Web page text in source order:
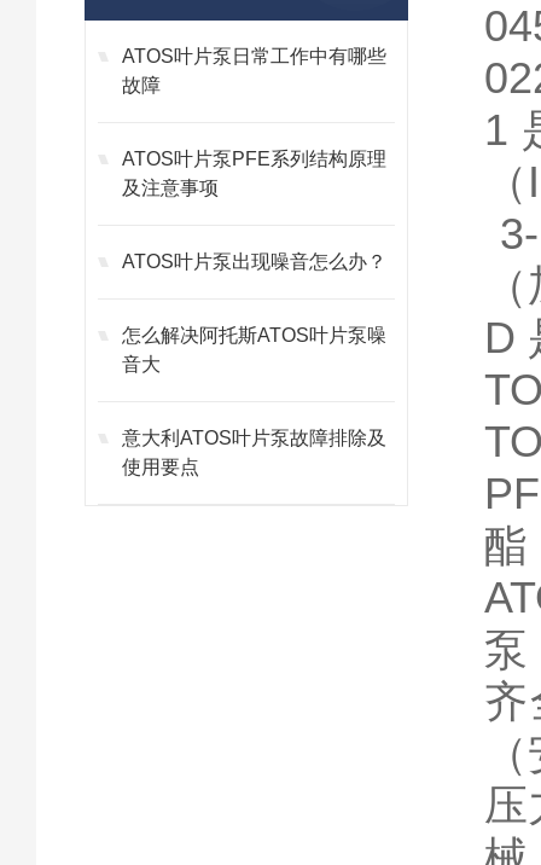
ATOS叶片泵日常工作中有哪些
故障
ATOS叶片泵PFE系列结构原理
及注意事项
ATOS叶片泵出现噪音怎么办？
怎么解决阿托斯ATOS叶片泵噪
音大
意大利ATOS叶片泵故障排除及
使用要点
1
D
酯
泵
齐